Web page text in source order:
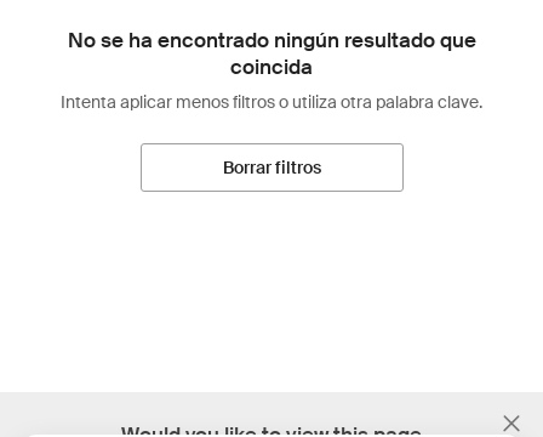
No se ha encontrado ningún resultado que
coincida
Intenta aplicar menos filtros o utiliza otra palabra clave.
Borrar filtros